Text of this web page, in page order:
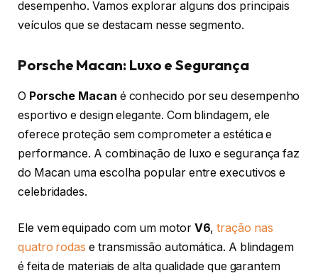
desempenho. Vamos explorar alguns dos principais
veículos que se destacam nesse segmento.
Porsche Macan: Luxo e Segurança
O Porsche Macan é conhecido por seu desempenho
esportivo e design elegante. Com blindagem, ele
oferece proteção sem comprometer a estética e
performance. A combinação de luxo e segurança faz
do Macan uma escolha popular entre executivos e
celebridades.
Ele vem equipado com um motor V6,tração nas
quatro rodas e transmissão automática. A blindagem
é feita de materiais de alta qualidade que garantem